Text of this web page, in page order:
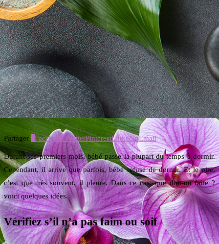
Partager FacebookTwitterPinterestLinkedinEmail
Durant ses premiers mois, bébé passe la plupart du temps à dormir.
Cependant, il arrive que parfois, bébé refuse de dormir. Et le pire,
c’est que très souvent, il pleure. Dans ce cas, que doit-on faire ?
voici quelques idées.
Vérifiez s’il n’a pas faim ou soif